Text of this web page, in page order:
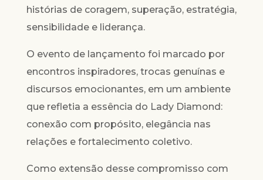
histórias de coragem, superação, estratégia,
sensibilidade e liderança.
O evento de lançamento foi marcado por
encontros inspiradores, trocas genuínas e
discursos emocionantes, em um ambiente
que refletia a essência do Lady Diamond:
conexão com propósito, elegância nas
relações e fortalecimento coletivo.
Como extensão desse compromisso com